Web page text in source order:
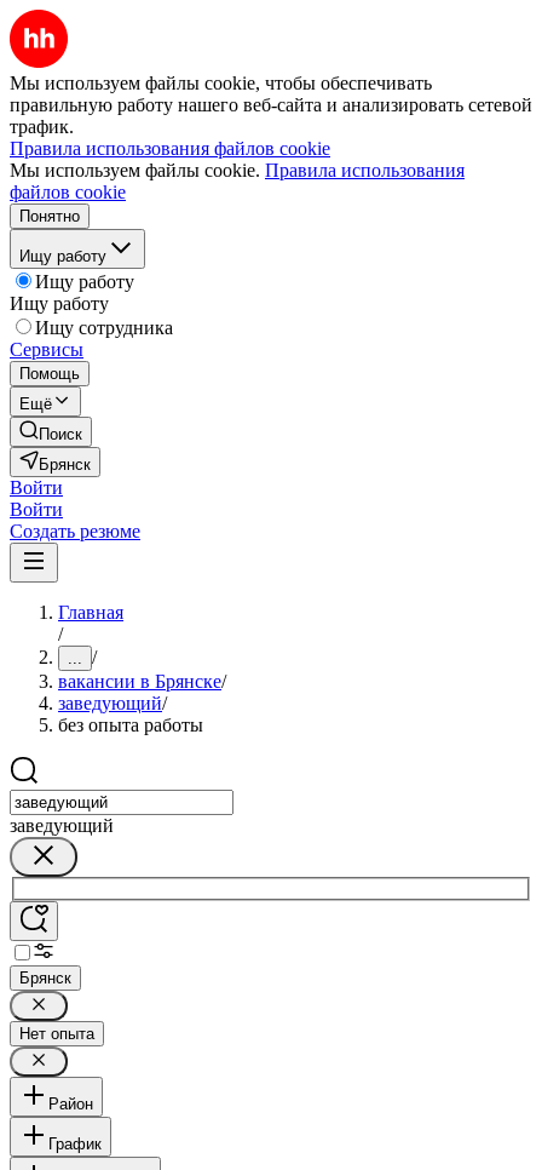
Мы используем файлы cookie, чтобы обеспечивать
правильную работу нашего веб-сайта и анализировать сетевой
трафик.
Правила использования файлов cookie
Мы используем файлы cookie. Правила использования
файлов cookie
Понятно
Ищу работу
Ищу работу
Ищу работу
Ищу сотрудника
Сервисы
Помощь
Ещё
Поиск
Брянск
Войти
Войти
Создать резюме
Главная
/
... /
вакансии в Брянске/
заведующий/
без опыта работы
заведующий
Брянск
Нет опыта
Район
График